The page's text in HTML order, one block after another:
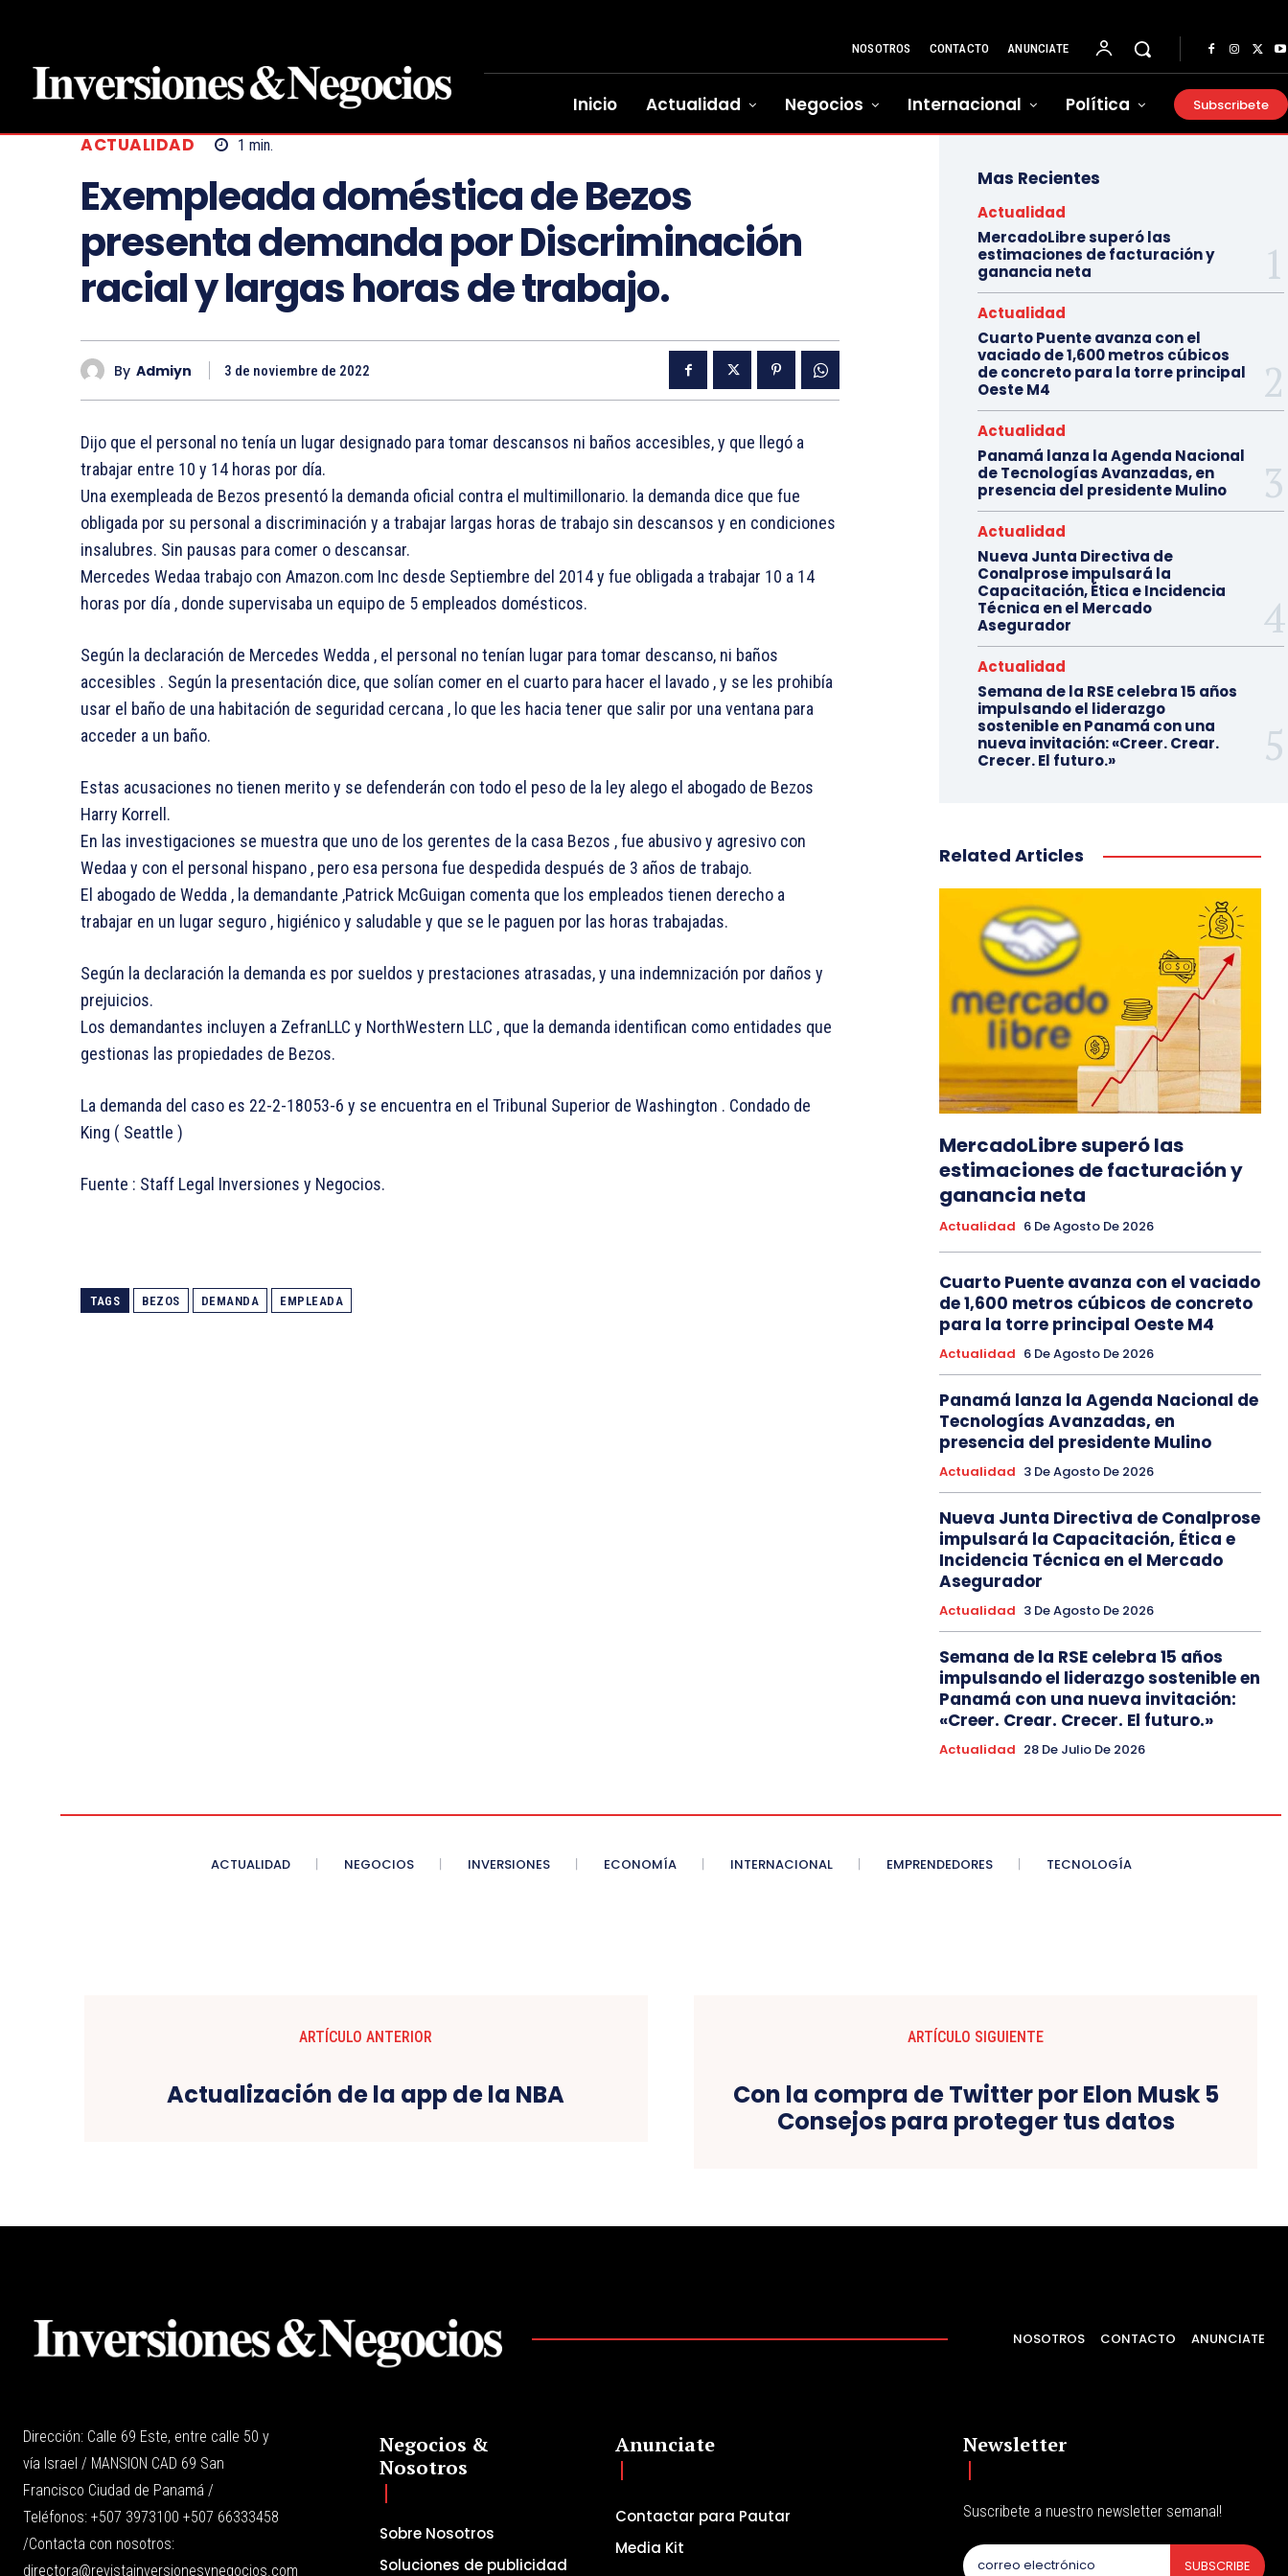
NOSOTROS CONTACTO ANUNCIATE
Inicio Actualidad Negocios Internacional Política Subscribete
ACTUALIDAD 1 min.
Exempleada doméstica de Bezos
presenta demanda por Discriminación
racial y largas horas de trabajo.
By Admiyn 3 de noviembre de 2022
Dijo que el personal no tenía un lugar designado para tomar descansos ni baños accesibles, y que llegó a
trabajar entre 10 y 14 horas por día.
Una exempleada de Bezos presentó la demanda oficial contra el multimillonario. la demanda dice que fue
obligada por su personal a discriminación y a trabajar largas horas de trabajo sin descansos y en condiciones
insalubres. Sin pausas para comer o descansar.
Mercedes Wedaa trabajo con Amazon.com Inc desde Septiembre del 2014 y fue obligada a trabajar 10 a 14
horas por día , donde supervisaba un equipo de 5 empleados domésticos.
Según la declaración de Mercedes Wedda , el personal no tenían lugar para tomar descanso, ni baños
accesibles . Según la presentación dice, que solían comer en el cuarto para hacer el lavado , y se les prohibía
usar el baño de una habitación de seguridad cercana , lo que les hacia tener que salir por una ventana para
acceder a un baño.
Estas acusaciones no tienen merito y se defenderán con todo el peso de la ley alego el abogado de Bezos
Harry Korrell.
En las investigaciones se muestra que uno de los gerentes de la casa Bezos , fue abusivo y agresivo con
Wedaa y con el personal hispano , pero esa persona fue despedida después de 3 años de trabajo.
El abogado de Wedda , la demandante ,Patrick McGuigan comenta que los empleados tienen derecho a
trabajar en un lugar seguro , higiénico y saludable y que se le paguen por las horas trabajadas.
Según la declaración la demanda es por sueldos y prestaciones atrasadas, y una indemnización por daños y
prejuicios.
Los demandantes incluyen a ZefranLLC y NorthWestern LLC , que la demanda identifican como entidades que
gestionas las propiedades de Bezos.
La demanda del caso es 22-2-18053-6 y se encuentra en el Tribunal Superior de Washington . Condado de
King ( Seattle )
Fuente : Staff Legal Inversiones y Negocios.
TAGS BEZOS DEMANDA EMPLEADA
Mas Recientes
Actualidad
MercadoLibre superó las
estimaciones de facturación y
ganancia neta
Actualidad
Cuarto Puente avanza con el
vaciado de 1,600 metros cúbicos
de concreto para la torre principal
Oeste M4
Actualidad
Panamá lanza la Agenda Nacional
de Tecnologías Avanzadas, en
presencia del presidente Mulino
Actualidad
Nueva Junta Directiva de
Conalprose impulsará la
Capacitación, Ética e Incidencia
Técnica en el Mercado
Asegurador
Actualidad
Semana de la RSE celebra 15 años
impulsando el liderazgo
sostenible en Panamá con una
nueva invitación: «Creer. Crear.
Crecer. El futuro.»
Related Articles
MercadoLibre superó las
estimaciones de facturación y
ganancia neta
Actualidad 6 De Agosto De 2026
Cuarto Puente avanza con el vaciado
de 1,600 metros cúbicos de concreto
para la torre principal Oeste M4
Actualidad 6 De Agosto De 2026
Panamá lanza la Agenda Nacional de
Tecnologías Avanzadas, en
presencia del presidente Mulino
Actualidad 3 De Agosto De 2026
Nueva Junta Directiva de Conalprose
impulsará la Capacitación, Ética e
Incidencia Técnica en el Mercado
Asegurador
Actualidad 3 De Agosto De 2026
Semana de la RSE celebra 15 años
impulsando el liderazgo sostenible en
Panamá con una nueva invitación:
«Creer. Crear. Crecer. El futuro.»
Actualidad 28 De Julio De 2026
ACTUALIDAD NEGOCIOS INVERSIONES ECONOMÍA INTERNACIONAL EMPRENDEDORES TECNOLOGÍA
ARTÍCULO ANTERIOR
Actualización de la app de la NBA
ARTÍCULO SIGUIENTE
Con la compra de Twitter por Elon Musk 5
Consejos para proteger tus datos
NOSOTROS CONTACTO ANUNCIATE
Dirección: Calle 69 Este, entre calle 50 y
vía Israel / MANSION CAD 69 San
Francisco Ciudad de Panamá /
Teléfonos: +507 3973100 +507 66333458
/Contacta con nosotros:
directora@revistainversionesynegocios.com
Negocios &
Nosotros
Sobre Nosotros
Soluciones de publicidad
Anunciate
Contactar para Pautar
Media Kit
Newsletter
Suscribete a nuestro newsletter semanal!
SUBSCRIBE